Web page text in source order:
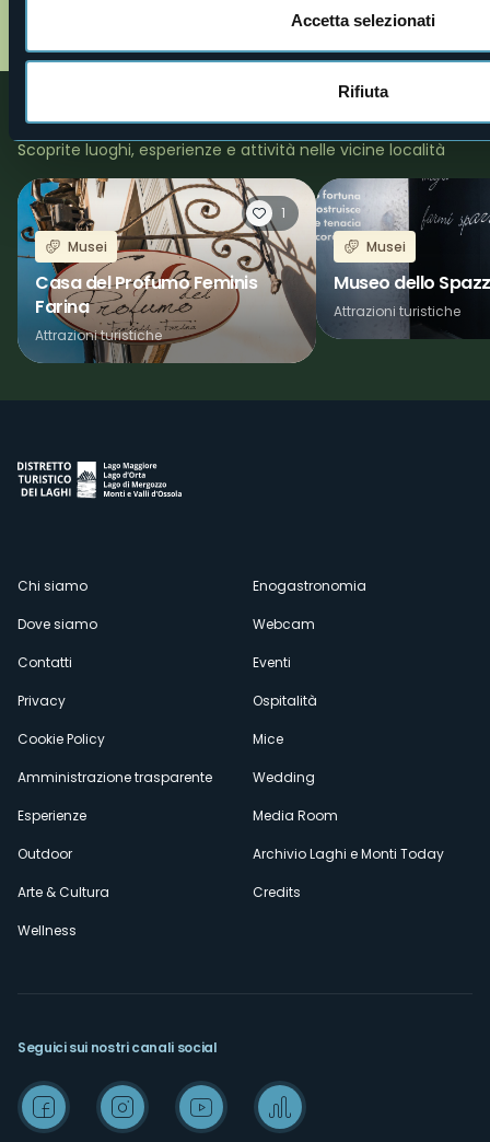
Accetta selezionati
Rifiuta
Nelle vicinanze
Scoprite luoghi, esperienze e attività nelle vicine località
1
Musei
Casa del Profumo Feminis
Farina
Attrazioni turistiche
Musei
Museo dello
Attrazioni turistiche
Menù
secondario
Chi siamo
Dove siamo
Contatti
Privacy
Cookie Policy
Amministrazione trasparente
Esperienze
Outdoor
Arte & Cultura
Wellness
Enogastronomia
Webcam
Eventi
Ospitalità
Mice
Wedding
Media Room
Archivio Laghi e Monti Today
Credits
Seguici sui nostri canali social